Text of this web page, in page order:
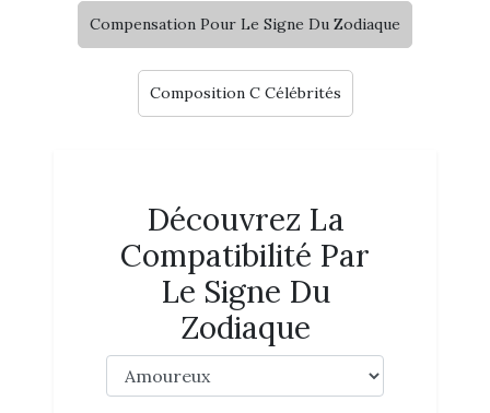
Compensation Pour Le Signe Du Zodiaque
Composition C Célébrités
Découvrez La
Compatibilité Par
Le Signe Du
Zodiaque